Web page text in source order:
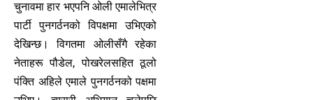
चुनावमा हार भएपनि ओली एमालेभित्र
पार्टी पुनगर्ठनको विपक्षमा उभिएको
देखिन्छ। विगतमा ओलीसँगै रहेका
नेताहरू पौडेल, पोखरेलसहित ठूलो
पंक्ति अहिले एमाले पुनगर्ठनको पक्षमा